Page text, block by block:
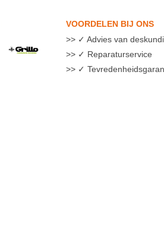
VOORDELEN BIJ ONS
✓ Advies van
✓ Reparaturservice
✓